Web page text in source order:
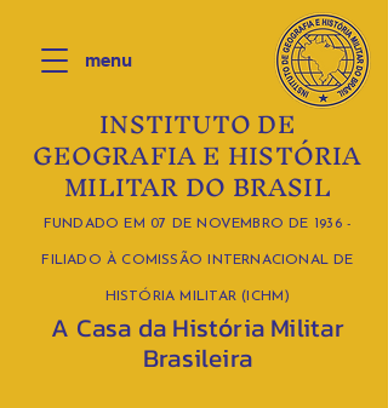
INSTITUTO DE
GEOGRAFIA E HISTÓRIA
MILITAR DO BRASIL
FUNDADO EM 07 DE NOVEMBRO DE 1936 -
FILIADO À COMISSÃO INTERNACIONAL DE
HISTÓRIA MILITAR (ICHM)
A Casa da História Militar
Brasileira
menu